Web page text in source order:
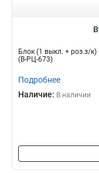
Блок (1 выкл. + роз.з/
(В-РЦ-673)
Подробнее
Наличие: В наличии